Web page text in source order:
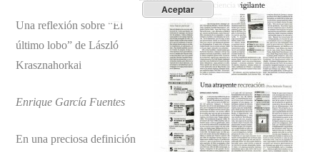
Una reflexión sobre “El
último lobo” de László
Krasznahorkai
Enrique García Fuentes
En una preciosa definición
Aceptar